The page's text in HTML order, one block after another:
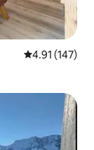
Calificación
4.91 (147)